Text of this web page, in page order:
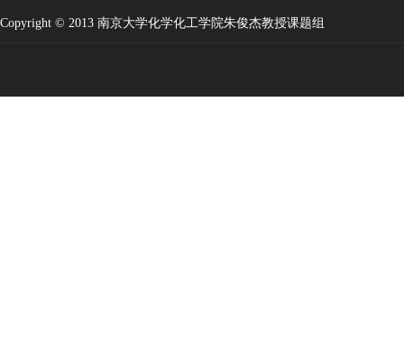
Copyright © 2013 南京大学化学化工学院朱俊杰教授课题组